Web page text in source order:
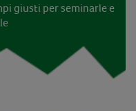
giusti per seminarle e